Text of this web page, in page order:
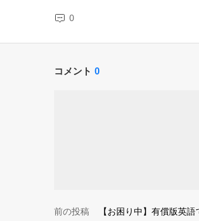
0
コメント 0
前の投稿 【お困り中】有償版英